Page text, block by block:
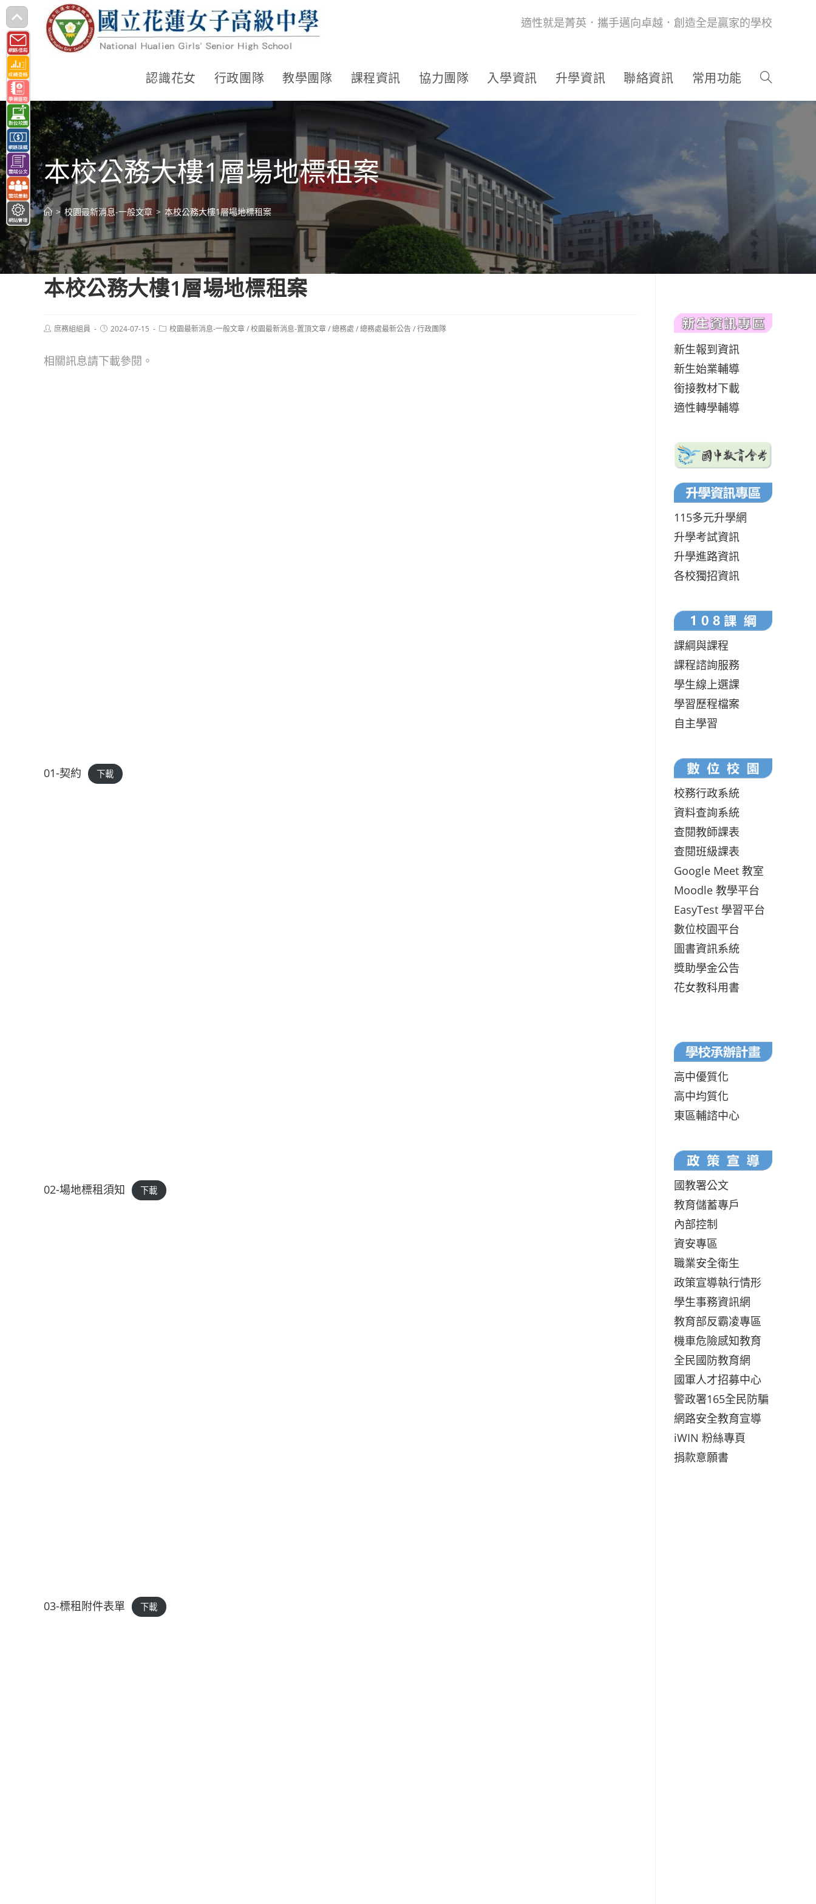
跳
轉
至
主
要
內
容
適性就是菁英．攜手邁向卓越．創造全是贏家的學校
認識花女 行政團隊 教學團隊 課程資訊 協力團隊 入學資訊 升學資訊 聯絡資訊 常用功能
本校公務大樓1層場地標租案
> 校園最新消息-一般文章 > 本校公務大樓1層場地標租案
本校公務大樓1層場地標租案
Post庶務組組員
Post2024-07-15
Post校園最新消息-一般文章/校園最新消息-置頂文章/總務處 /總務處最新公告/行政團隊
相關訊息請下載參閱。
01-契約 下載
02-場地標租須知 下載
03-標租附件表單 下載
新生報到資訊
新生始業輔導
銜接教材下載
適性轉學輔導
115多元升學網
升學考試資訊
升學進路資訊
各校獨招資訊
課綱與課程
課程諮詢服務
學生線上選課
學習歷程檔案
自主學習
校務行政系統
資料查詢系統
查閱教師課表
查閱班級課表
Google Meet 教室
Moodle 教學平台
EasyTest 學習平台
數位校園平台
圖書資訊系統
獎助學金公告
花女教科用書
高中優質化
高中均質化
東區輔諮中心
國教署公文
教育儲蓄專戶
內部控制
資安專區
職業安全衛生
政策宣導執行情形
學生事務資訊網
教育部反霸凌專區
機車危險感知教育
全民國防教育網
國軍人才招募中心
警政署165全民防騙
網路安全教育宣導
iWIN 粉絲專頁
捐款意願書